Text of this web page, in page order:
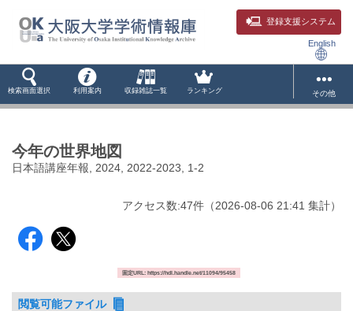
登録支援システム
English
検索画面選択 利用案内 収録雑誌一覧 ランキング その他
今年の世界地図
日本語講座年報, 2024, 2022-2023, 1-2
アクセス数:47件 （2026-08-06 21:41 集計）
固定URL: https://hdl.handle.net/11094/95458
閲覧可能ファイル